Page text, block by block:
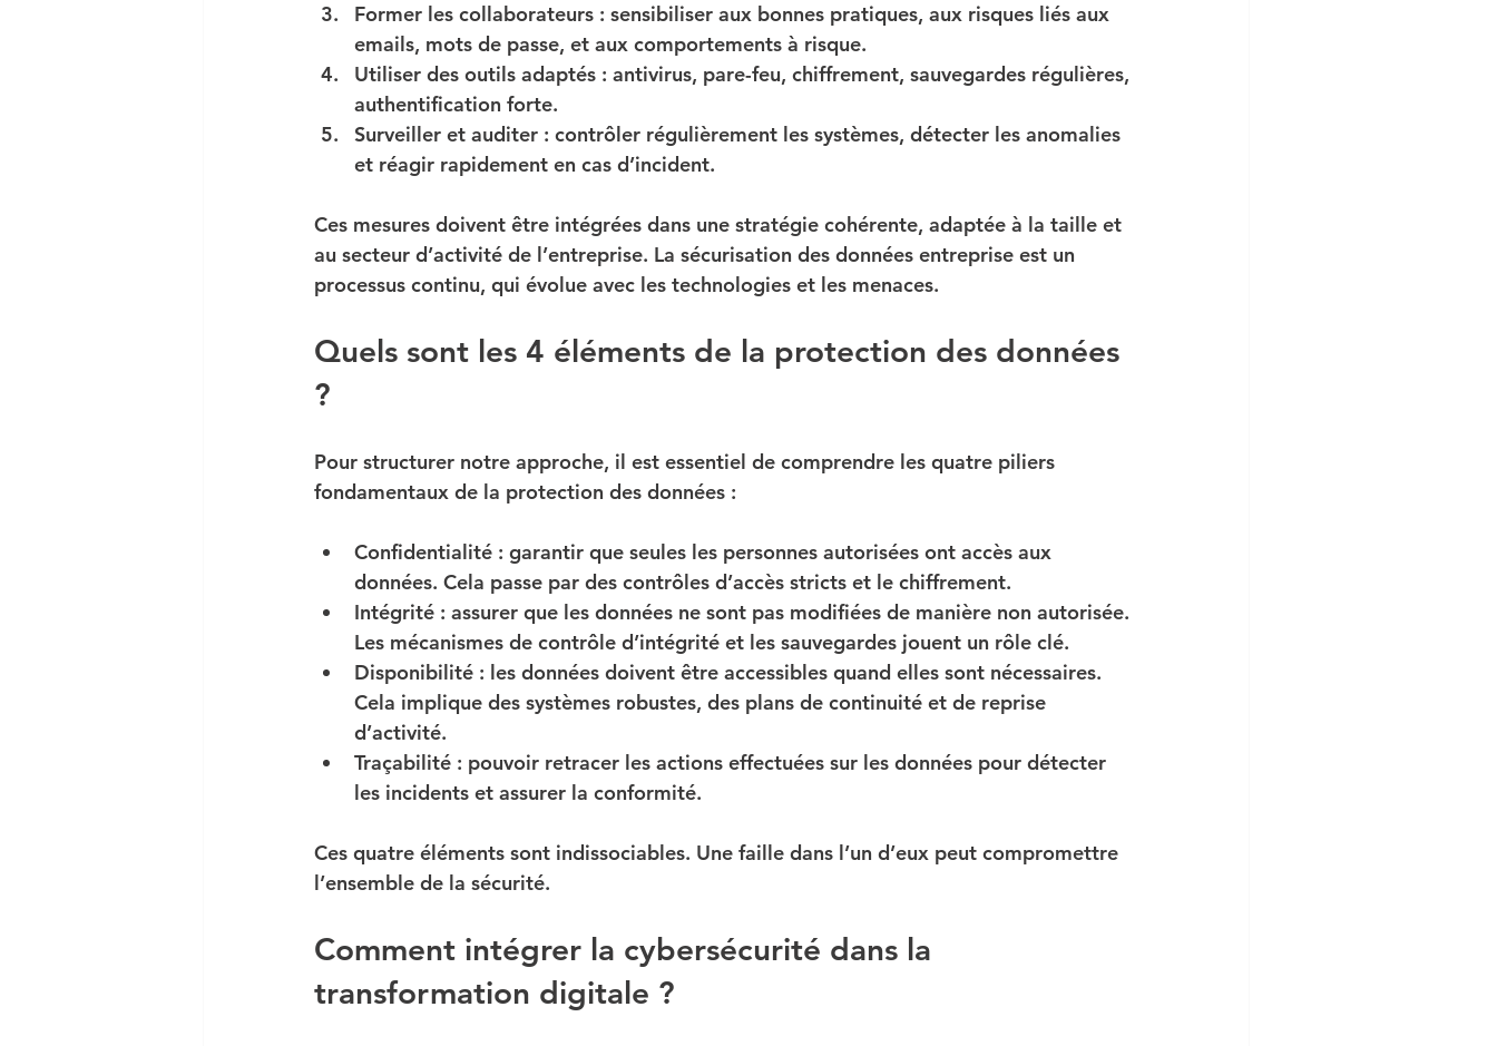
Former les collaborateurs : sensibiliser aux bonnes pratiques, aux risques liés aux
emails, mots de passe, et aux comportements à risque.
Utiliser des outils adaptés : antivirus, pare-feu, chiffrement, sauvegardes régulières,
authentification forte.
Surveiller et auditer : contrôler régulièrement les systèmes, détecter les anomalies
et réagir rapidement en cas d’incident.
Ces mesures doivent être intégrées dans une stratégie cohérente, adaptée à la taille et
au secteur d’activité de l’entreprise. La sécurisation des données entreprise est un
processus continu, qui évolue avec les technologies et les menaces.
Quels sont les 4 éléments de la protection des données
?
Pour structurer notre approche, il est essentiel de comprendre les quatre piliers
fondamentaux de la protection des données :
Confidentialité : garantir que seules les personnes autorisées ont accès aux
données. Cela passe par des contrôles d’accès stricts et le chiffrement.
Intégrité : assurer que les données ne sont pas modifiées de manière non autorisée.
Les mécanismes de contrôle d’intégrité et les sauvegardes jouent un rôle clé.
Disponibilité : les données doivent être accessibles quand elles sont nécessaires.
Cela implique des systèmes robustes, des plans de continuité et de reprise
d’activité.
Traçabilité : pouvoir retracer les actions effectuées sur les données pour détecter
les incidents et assurer la conformité.
Ces quatre éléments sont indissociables. Une faille dans l’un d’eux peut compromettre
l’ensemble de la sécurité.
Comment intégrer la cybersécurité dans la
transformation digitale ?